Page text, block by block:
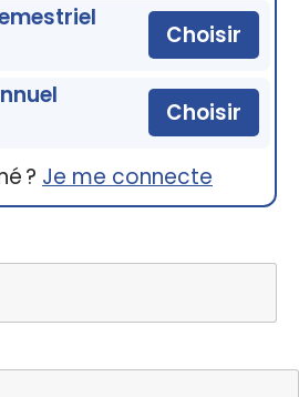
Choisir
Choisir
? Je me connecte